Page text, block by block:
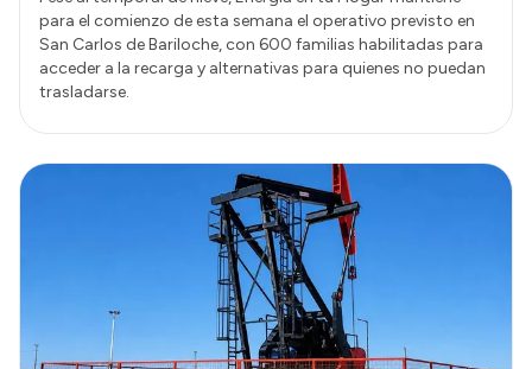
para el comienzo de esta semana el operativo previsto en
San Carlos de Bariloche, con 600 familias habilitadas para
acceder a la recarga y alternativas para quienes no puedan
trasladarse.